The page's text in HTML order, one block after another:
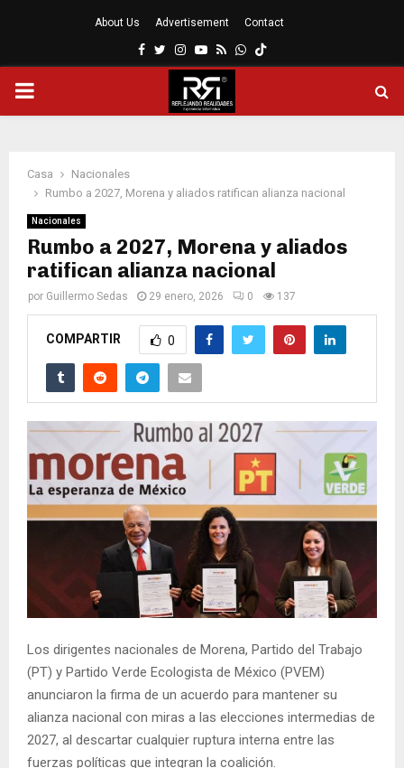
About Us Advertisement Contact
Facebook
Twitter
Instagram
Youtube
RssWhatsapp
MENÚ
Casa
Nacionales
Rumbo a 2027, Morena y aliados ratifican alianza nacional
Nacionales
Rumbo a 2027, Morena y aliados
ratifican alianza nacional
por Guillermo Sedas 29 enero, 2026 0 137
COMPARTIR 0
Los dirigentes nacionales de Morena, Partido del Trabajo
(PT) y Partido Verde Ecologista de México (PVEM)
anunciaron la firma de un acuerdo para mantener su
alianza nacional con miras a las elecciones intermedias de
2027, al descartar cualquier ruptura interna entre las
fuerzas políticas que integran la coalición.